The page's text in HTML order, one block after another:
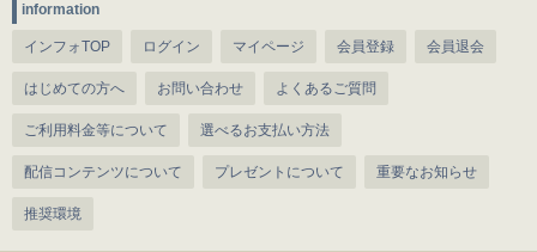
information
インフォTOP ログイン マイページ 会員登録 会員退会
はじめての方へ お問い合わせ よくあるご質問
ご利用料金等について 選べるお支払い方法
配信コンテンツについて プレゼントについて 重要なお知らせ
推奨環境